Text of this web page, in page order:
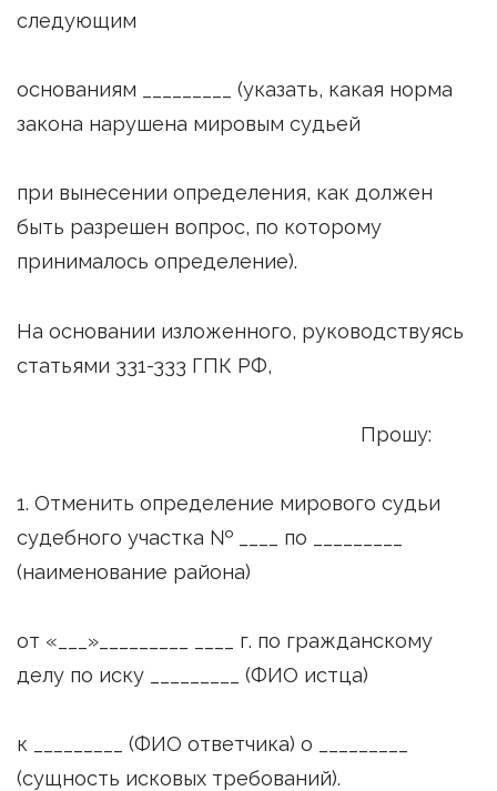
следующим
основаниям _________ (указать, какая норма
закона нарушена мировым судьей
при вынесении определения, как должен
быть разрешен вопрос, по которому
принималось определение).
На основании изложенного, руководствуясь
статьями 331-333 ГПК РФ,
Прошу:
1. Отменить определение мирового судьи
судебного участка № ____ по _________
(наименование района)
от «___»_________ ____ г. по гражданскому
делу по иску _________ (ФИО истца)
к _________ (ФИО ответчика) о _________
(сущность исковых требований).